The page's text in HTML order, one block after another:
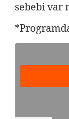
sebebi var